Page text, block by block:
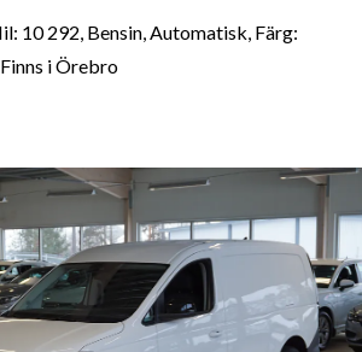
10 292, Bensin, Automatisk, Färg:
i Örebro